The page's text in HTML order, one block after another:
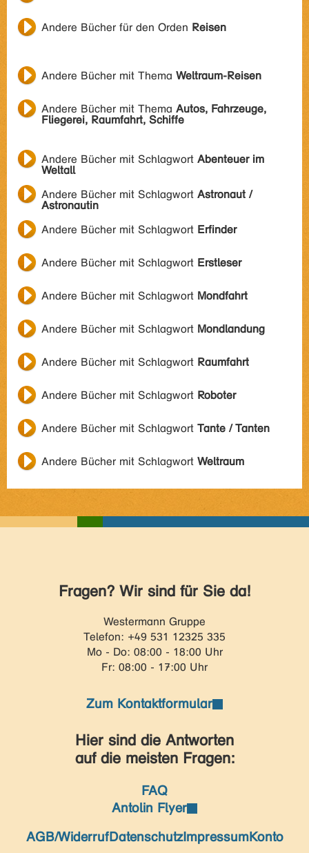
Andere Bücher für den Orden Reisen
Andere Bücher mit Thema Weltraum-Reisen
Andere Bücher mit Thema Autos, Fahrzeuge,
Fliegerei, Raumfahrt, Schiffe
Andere Bücher mit Schlagwort Abenteuer im
Weltall
Andere Bücher mit Schlagwort Astronaut /
Astronautin
Andere Bücher mit Schlagwort Erfinder
Andere Bücher mit Schlagwort Erstleser
Andere Bücher mit Schlagwort Mondfahrt
Andere Bücher mit Schlagwort Mondlandung
Andere Bücher mit Schlagwort Raumfahrt
Andere Bücher mit Schlagwort Roboter
Andere Bücher mit Schlagwort Tante / Tanten
Andere Bücher mit Schlagwort Weltraum